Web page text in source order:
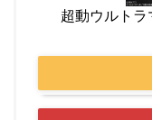
超動ウルト